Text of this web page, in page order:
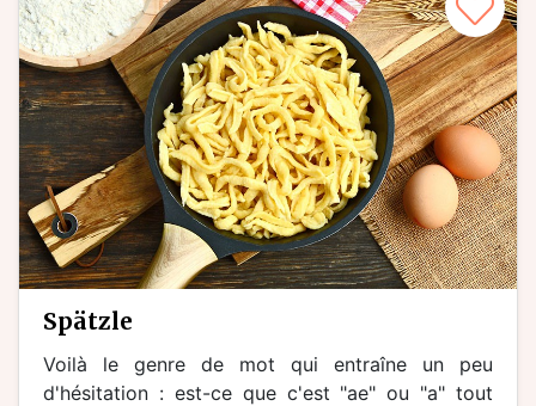
spätzle
Voilà le genre de mot qui entraîne un peu
d'hésitation : est-ce que c'est "ae" ou "a" tout